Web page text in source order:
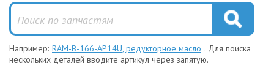
Например: RAM-B-166-AP14U, редукторное масло . Для поиска
нескольких деталей вводите артикул через запятую.